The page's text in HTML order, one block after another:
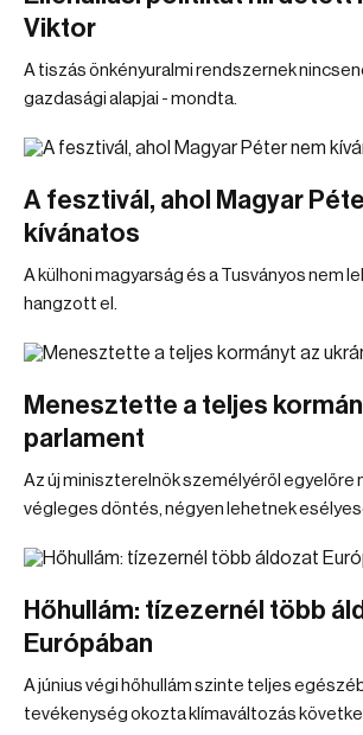
Viktor
A tiszás önkényuralmi rendszernek
gazdasági alapjai - mondta.
A fesztivál, ahol Magyar
kívánatos
A külhoni magyarság és a Tusványos nem
hangzott el.
Menesztette a teljes
parlament
Az új miniszterelnök személyéről egyelőre
végleges döntés, négyen lehetnek
Hőhullám: tízezernél több
Európában
A június végi hőhullám szinte teljes
tevékenység okozta klímaváltozás